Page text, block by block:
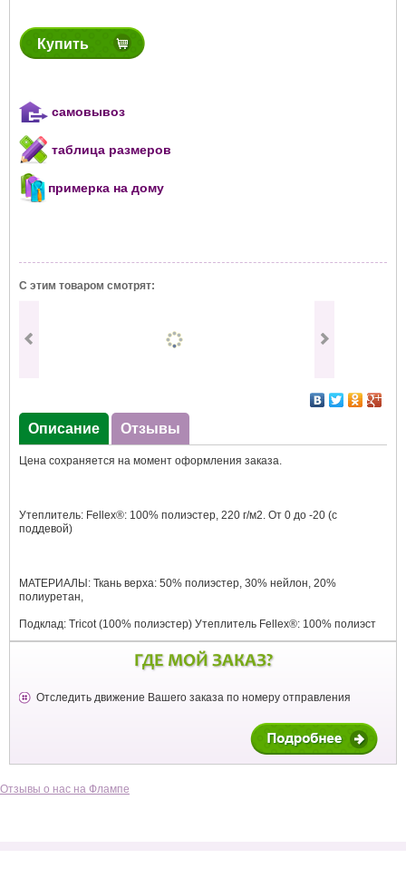
Купить
самовывоз
таблица размеров
примерка на дому
С этим товаром смотрят:
Описание Отзывы
Цена сохраняется на момент оформления заказа.
Утеплитель: Fellex®: 100% полиэстер, 220 г/м2. От 0 до -20 (с
поддевой)
МАТЕРИАЛЫ: Ткань верха: 50% полиэстер, 30% нейлон, 20%
полиуретан,
Подклад: Tricot (100% полиэстер) Утеплитель Fellex®: 100% полиэст
ГДЕ МОЙ ЗАКАЗ?
Отследить движение Вашего заказа по номеру отправления
Отзывы о нас на Флампе